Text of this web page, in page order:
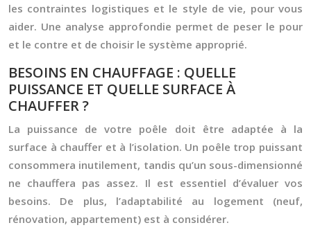
les contraintes logistiques et le style de vie, pour vous
aider. Une analyse approfondie permet de peser le pour
et le contre et de choisir le système approprié.
BESOINS EN CHAUFFAGE : QUELLE
PUISSANCE ET QUELLE SURFACE À
CHAUFFER ?
La puissance de votre poêle doit être adaptée à la
surface à chauffer et à l’isolation. Un poêle trop puissant
consommera inutilement, tandis qu’un sous-dimensionné
ne chauffera pas assez. Il est essentiel d’évaluer vos
besoins. De plus, l’adaptabilité au logement (neuf,
rénovation, appartement) est à considérer.